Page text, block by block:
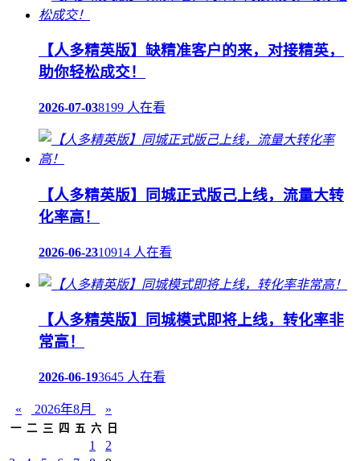
【人多精英版】缺精准客户的来，对接精英，
助你轻松成交！
2026-07-038199 人在看
【人多精英版】同城正式版己上线，流量大转
化率高！
2026-06-2310914 人在看
【人多精英版】同城模式即将上线，转化率非
常高！
2026-06-193645 人在看
« 2026年8月 »
一 二 三 四 五 六 日
1
2